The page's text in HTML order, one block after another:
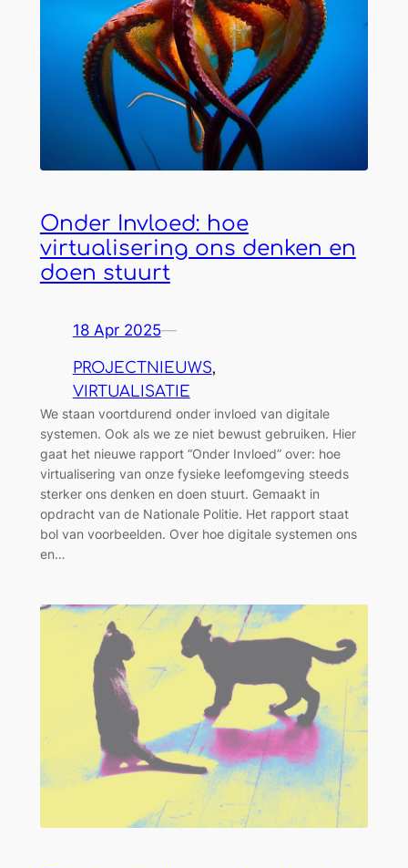
Onder Invloed: hoe
virtualisering ons denken en
doen stuurt
18 Apr 2025—
PROJECTNIEUWS
VIRTUALISATIE
We staan voortdurend onder invloed van digitale
systemen. Ook als we ze niet bewust gebruiken. Hier
gaat het nieuwe rapport “Onder Invloed” over: hoe
virtualisering van onze fysieke leefomgeving steeds
sterker ons denken en doen stuurt. Gemaakt in
opdracht van de Nationale Politie. Het rapport staat
bol van voorbeelden. Over hoe digitale systemen ons
en…